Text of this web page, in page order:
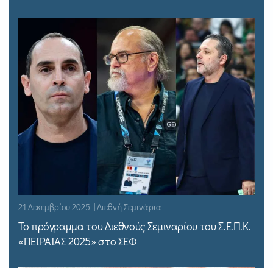
21 Δεκεμβρίου 2025 | Διεθνή Σεμινάρια
Το πρόγραμμα του Διεθνούς Σεμιναρίου του Σ.Ε.Π.Κ.
«ΠΕΙΡΑΙΑΣ 2025» στο ΣΕΦ